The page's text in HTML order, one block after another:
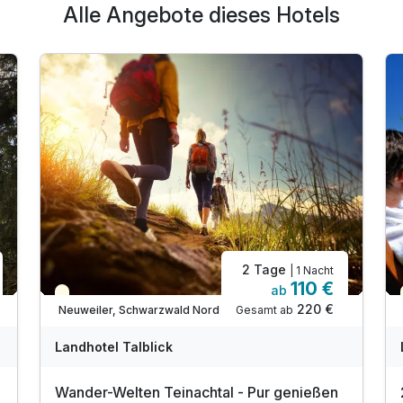
Alle Angebote dieses Hotels
Teilweise ausgelastet
Neuweiler, Schwarzwald Nord
2 Tage | 1 Nacht
ab 110 €
Gesamt ab 220 €
Landhotel Talblick
Wander-Welten Teinachtal - Pur genießen